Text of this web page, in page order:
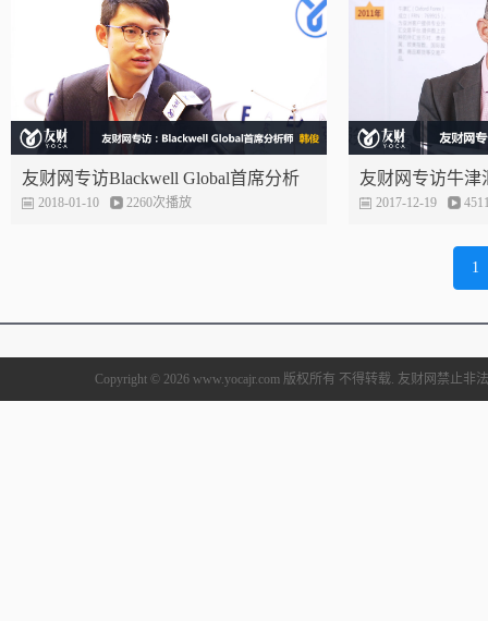
友财网专访Blackwell Global首席分析
师韩俊——监管是重中之重
2018-01-10 2260次播放
友财网专访牛津
——强大的团队
2017-12-19
1
Copyright © 2026 www.yocajr.com 版权所有 不得转载. 友财网禁止非